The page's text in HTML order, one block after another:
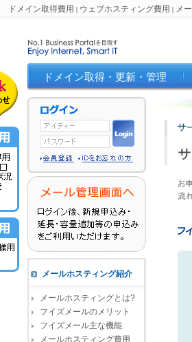
ドメイン取得費用 | ウェブホスティング費用 | メ
ドメイン取得・更新・管理
メールホスティング紹介
メールホスティングとは?
フイズメールのメリット
フイズメール主な機能
メールホスティング費用